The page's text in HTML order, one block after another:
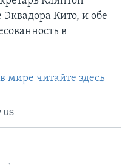
Эквадора Кито, и обе
в
мире читайте здесь
us